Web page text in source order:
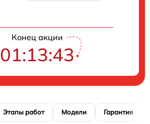
Конец акции
01:13:42
Этапы работ Модели Гарантия